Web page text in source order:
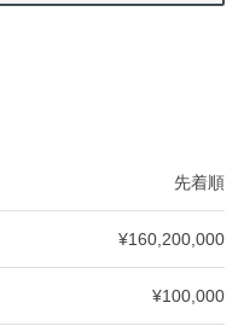
先着順
¥160,200,000
¥100,000